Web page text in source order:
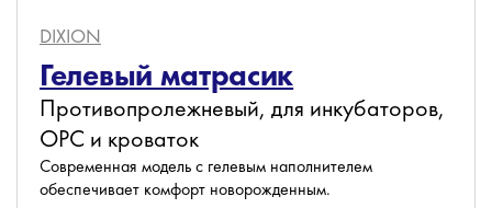
DIXION
Гелевый матрасик
Противопролежневый, для инкубаторов,
ОРС и кроваток
Современная модель с гелевым наполнителем
обеспечивает комфорт новорожденным.